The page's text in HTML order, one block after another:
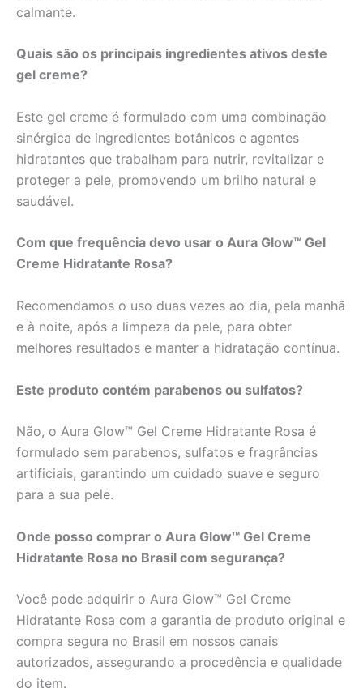
calmante.
Quais são os principais ingredientes ativos deste
gel creme?
Este gel creme é formulado com uma combinação
sinérgica de ingredientes botânicos e agentes
hidratantes que trabalham para nutrir, revitalizar e
proteger a pele, promovendo um brilho natural e
saudável.
Com que frequência devo usar o Aura Glow™ Gel
Creme Hidratante Rosa?
Recomendamos o uso duas vezes ao dia, pela manhã
e à noite, após a limpeza da pele, para obter
melhores resultados e manter a hidratação contínua.
Este produto contém parabenos ou sulfatos?
Não, o Aura Glow™ Gel Creme Hidratante Rosa é
formulado sem parabenos, sulfatos e fragrâncias
artificiais, garantindo um cuidado suave e seguro
para a sua pele.
Onde posso comprar o Aura Glow™ Gel Creme
Hidratante Rosa no Brasil com segurança?
Você pode adquirir o Aura Glow™ Gel Creme
Hidratante Rosa com a garantia de produto original e
compra segura no Brasil em nossos canais
autorizados, assegurando a procedência e qualidade
do item.